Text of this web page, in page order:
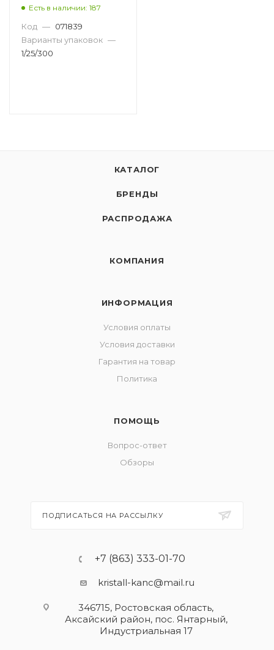
ДЕКОРАТИВНЫЙ
ЭЛЕМЕНТ 598-229-0001P
Есть в наличии: 187
Код — 071839
Варианты упаковок —
1/25/300
КАТАЛОГ
БРЕНДЫ
РАСПРОДАЖА
КОМПАНИЯ
ИНФОРМАЦИЯ
Условия оплаты
Условия доставки
Гарантия на товар
Политика
ПОМОЩЬ
Вопрос-ответ
Обзоры
ПОДПИСАТЬСЯ НА РАССЫЛКУ
+7 (863) 333-01-70
kristall-kanc@mail.ru
346715, Ростовская область​,
Аксайский район, пос. Янтарный,
Индустриальная 17